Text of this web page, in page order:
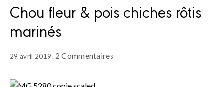
Chou fleur & pois chiches rôtis
marinés
29 avril 2019 2 Commentaires